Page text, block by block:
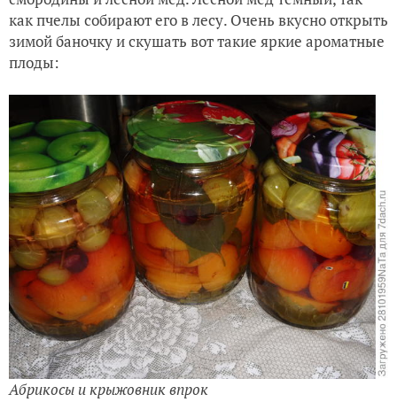
как пчелы собирают его в лесу. Очень вкусно открыть
зимой баночку и скушать вот такие яркие ароматные
плоды:
Абрикосы и крыжовник впрок